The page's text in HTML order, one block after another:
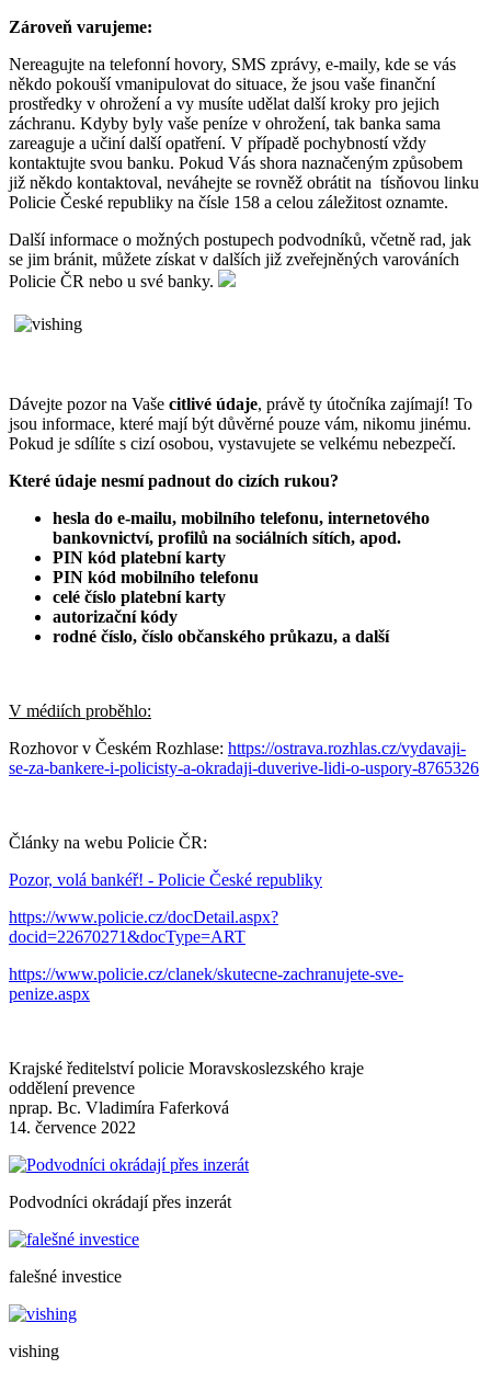
Zároveň varujeme:
Nereagujte na telefonní hovory, SMS zprávy, e-maily, kde se vás
někdo pokouší vmanipulovat do situace, že jsou vaše finanční
prostředky v ohrožení a vy musíte udělat další kroky pro jejich
záchranu. Kdyby byly vaše peníze v ohrožení, tak banka sama
zareaguje a učiní další opatření. V případě pochybností vždy
kontaktujte svou banku. Pokud Vás shora naznačeným způsobem
již někdo kontaktoval, neváhejte se rovněž obrátit na tísňovou linku
Policie České republiky na čísle 158 a celou záležitost oznamte.
Další informace o možných postupech podvodníků, včetně rad, jak
se jim bránit, můžete získat v dalších již zveřejněných varováních
Policie ČR nebo u své banky.
Dávejte pozor na Vaše citlivé údaje, právě ty útočníka zajímají! To
jsou informace, které mají být důvěrné pouze vám, nikomu jinému.
Pokud je sdílíte s cizí osobou, vystavujete se velkému nebezpečí.
Které údaje nesmí padnout do cizích rukou?
hesla do e-mailu, mobilního telefonu, internetového
bankovnictví, profilů na sociálních sítích, apod.
PIN kód platební karty
PIN kód mobilního telefonu
celé číslo platební karty
autorizační kódy
rodné číslo, číslo občanského průkazu, a další
V médiích proběhlo:
Rozhovor v Českém Rozhlase: https://ostrava.rozhlas.cz/vydavaji-
se-za-bankere-i-policisty-a-okradaji-duverive-lidi-o-uspory-8765326
Články na webu Policie ČR:
Pozor, volá bankéř! - Policie České republiky
https://www.policie.cz/docDetail.aspx?
docid=22670271&docType=ART
https://www.policie.cz/clanek/skutecne-zachranujete-sve-
penize.aspx
Krajské ředitelství policie Moravskoslezského kraje
oddělení prevence
nprap. Bc. Vladimíra Faferková
14. července 2022
Podvodníci okrádají přes inzerát
falešné investice
vishing